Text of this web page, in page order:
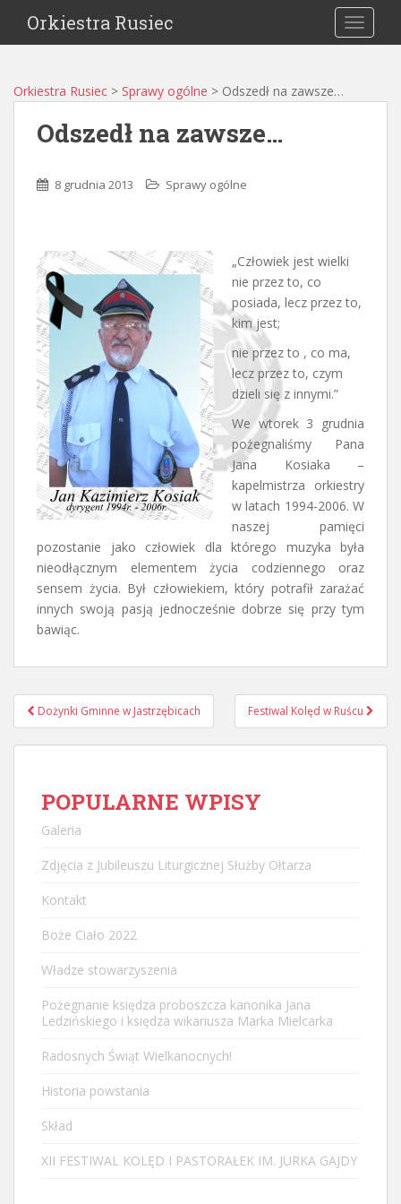
Orkiestra Rusiec
Orkiestra Rusiec > Sprawy ogólne > Odszedł na zawsze…
Odszedł na zawsze…
8 grudnia 2013 Sprawy ogólne
„Człowiek jest wielki
nie przez to, co
posiada, lecz przez to,
kim jest;
nie przez to , co ma,
lecz przez to, czym
dzieli się z innymi.”
We wtorek 3 grudnia
pożegnaliśmy Pana
Jana Kosiaka –
kapelmistrza orkiestry
w latach 1994-2006. W
naszej pamięci
pozostanie jako człowiek dla którego muzyka była
nieodłącznym elementem życia codziennego oraz
sensem życia. Był człowiekiem, który potrafił zarażać
innych swoją pasją jednocześnie dobrze się przy tym
bawiąc.
Nawigacja
postu
Dożynki Gminne w Jastrzębicach Festiwal Kolęd w Ruścu
POPULARNE WPISY
Galeria
Zdjęcia z Jubileuszu Liturgicznej Służby Ołtarza
Kontakt
Boże Ciało 2022
Władze stowarzyszenia
Pożegnanie księdza proboszcza kanonika Jana
Ledzińskiego i księdza wikariusza Marka Mielcarka
Radosnych Świąt Wielkanocnych!
Historia powstania
Skład
XII FESTIWAL KOLĘD I PASTORAŁEK IM. JURKA GAJDY